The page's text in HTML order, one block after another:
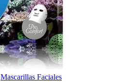
Mascarillas Faciales